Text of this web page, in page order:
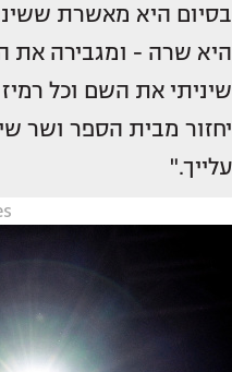
בסיום היא מאשרת
היא שרה - ומגבירה את
שיניתי את השם וכל
יחזור מבית הספר ושר
עלייך."